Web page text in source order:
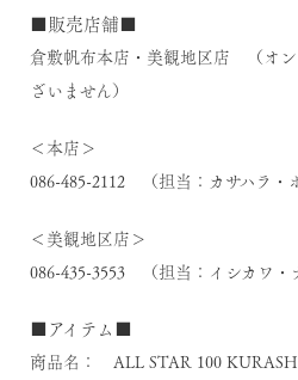
■販売店舗■
倉敷帆布本店・美観地区店 （オン
ざいません）
＜本店＞
086-485-2112 （担当：カサハラ・
＜美観地区店＞
086-435-3553 （担当：イシカワ・
■アイテム■
商品名： ALL STAR 100